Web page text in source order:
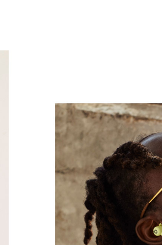
puissantes
avec Lecture/Mise en
Form offre un confort optimal tout
en Nitinol. Les quatre tailles
personnalisé